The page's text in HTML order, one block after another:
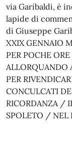
via Garibaldi, è
lapide di
di Giuseppe
XXIX GENNAIO
PER POCHE
ALLORQUANDO
PER
CONCULCATI
RICORDANZA /
SPOLETO / NEL